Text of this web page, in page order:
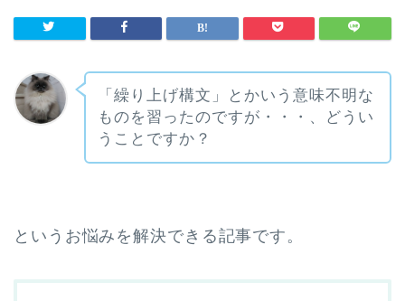
「繰り上げ構文」とかいう意味不明な
ものを習ったのですが・・・、どうい
うことですか？
というお悩みを解決できる記事です。